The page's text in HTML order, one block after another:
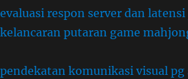
evaluasi respon server dan
kelancaran putaran game
pendekatan komunikasi visual pg